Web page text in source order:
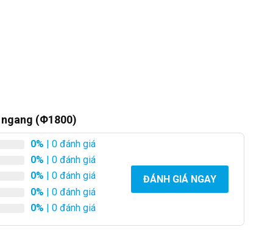
ngang (Φ1800)
0% | 0 đánh giá
0% | 0 đánh giá
0% | 0 đánh giá
0% | 0 đánh giá
0% | 0 đánh giá
ĐÁNH GIÁ NGAY